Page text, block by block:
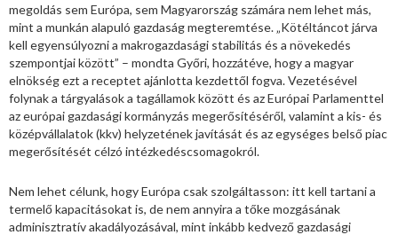
megoldás sem Európa, sem Magyarország számára nem lehet más,
mint a munkán alapuló gazdaság megteremtése. „Kötéltáncot járva
kell egyensúlyozni a makrogazdasági stabilitás és a növekedés
szempontjai között” – mondta Győri, hozzátéve, hogy a magyar
elnökség ezt a receptet ajánlotta kezdettől fogva. Vezetésével
folynak a tárgyalások a tagállamok között és az Európai Parlamenttel
az európai gazdasági kormányzás megerősítéséről, valamint a kis- és
középvállalatok (kkv) helyzetének javítását és az egységes belső piac
megerősítését célzó intézkedéscsomagokról.
Nem lehet célunk, hogy Európa csak szolgáltasson: itt kell tartani a
termelő kapacitásokat is, de nem annyira a tőke mozgásának
adminisztratív akadályozásával, mint inkább kedvező gazdasági